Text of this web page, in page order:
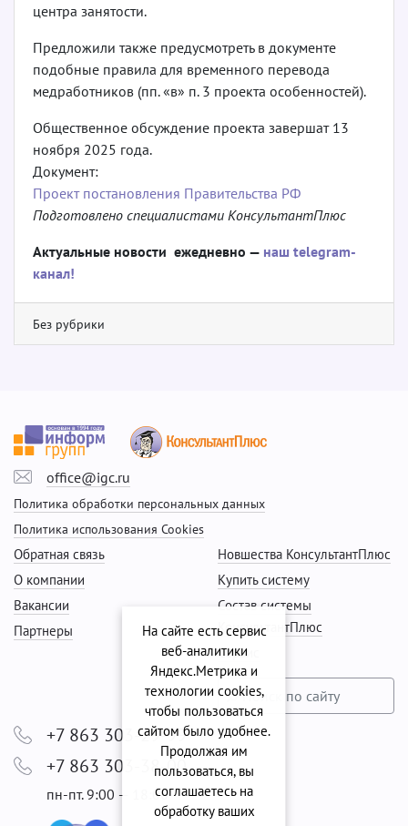
центра занятости.
Предложили также предусмотреть в документе
подобные правила для временного перевода
медработников (пп. «в» п. 3 проекта особенностей).
Общественное обсуждение проекта завершат 13
ноября 2025 года.
Документ:
Проект постановления Правительства РФ
Подготовлено специалистами КонсультантПлюс
Актуальные новости ежедневно — наш telegram-
канал!
Без рубрики
office@igc.ru
Политика обработки персональных данных
Политика использования Cookies
Новшества КонсультантПлюс
Купить систему
Состав системы
КонсультантПлюс
Сервис
Обратная связь
О компании
Вакансии
Партнеры
+7 863 303-29-99
+7 863 303-38-00
пн-пт. 9:00 — 18:00
На сайте есть сервис
веб-аналитики
Яндекс.Метрика и
технологии cookies,
чтобы пользоваться
сайтом было удобнее.
Продолжая им
пользоваться, вы
соглашаетесь на
обработку ваших